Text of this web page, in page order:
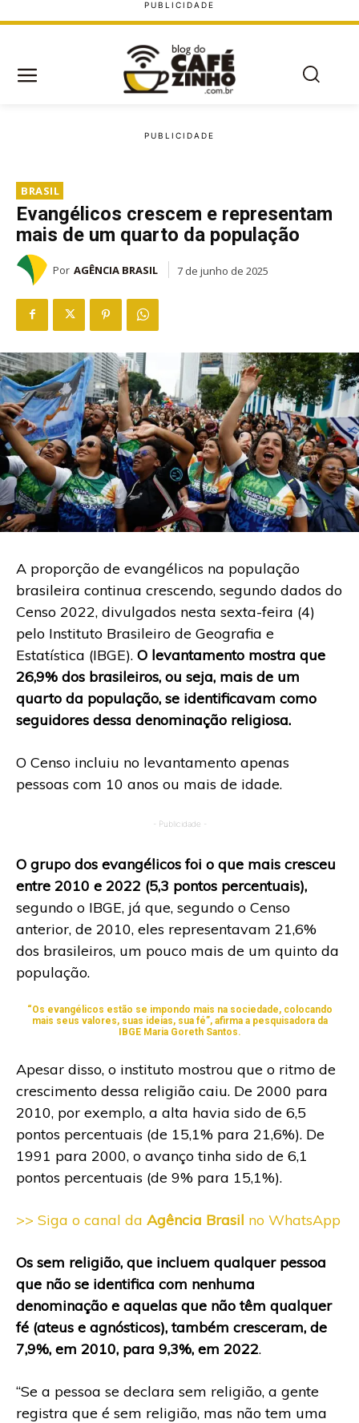
BRASIL
Evangélicos crescem e representam
mais de um quarto da população
Por AGÊNCIA BRASIL 7 de junho de 2025
A proporção de evangélicos na população
brasileira continua crescendo, segundo dados do
Censo 2022, divulgados nesta sexta-feira (4)
pelo Instituto Brasileiro de Geografia e
Estatística (IBGE). O levantamento mostra que
26,9% dos brasileiros, ou seja, mais de um
quarto da população, se identificavam como
seguidores dessa denominação religiosa.
O Censo incluiu no levantamento apenas
pessoas com 10 anos ou mais de idade.
- Publicidade -
O grupo dos evangélicos foi o que mais cresceu
entre 2010 e 2022 (5,3 pontos percentuais),
segundo o IBGE, já que, segundo o Censo
anterior, de 2010, eles representavam 21,6%
dos brasileiros, um pouco mais de um quinto da
população.
“Os evangélicos estão se impondo mais na sociedade, colocando
mais seus valores, suas ideias, sua fé”, afirma a pesquisadora da
IBGE Maria Goreth Santos.
Apesar disso, o instituto mostrou que o ritmo de
crescimento dessa religião caiu. De 2000 para
2010, por exemplo, a alta havia sido de 6,5
pontos percentuais (de 15,1% para 21,6%). De
1991 para 2000, o avanço tinha sido de 6,1
pontos percentuais (de 9% para 15,1%).
>> Siga o canal da Agência Brasil no WhatsApp
Os sem religião, que incluem qualquer pessoa
que não se identifica com nenhuma
denominação e aquelas que não têm qualquer
fé (ateus e agnósticos), também cresceram, de
7,9%, em 2010, para 9,3%, em 2022.
“Se a pessoa se declara sem religião, a gente
registra que é sem religião, mas não tem uma